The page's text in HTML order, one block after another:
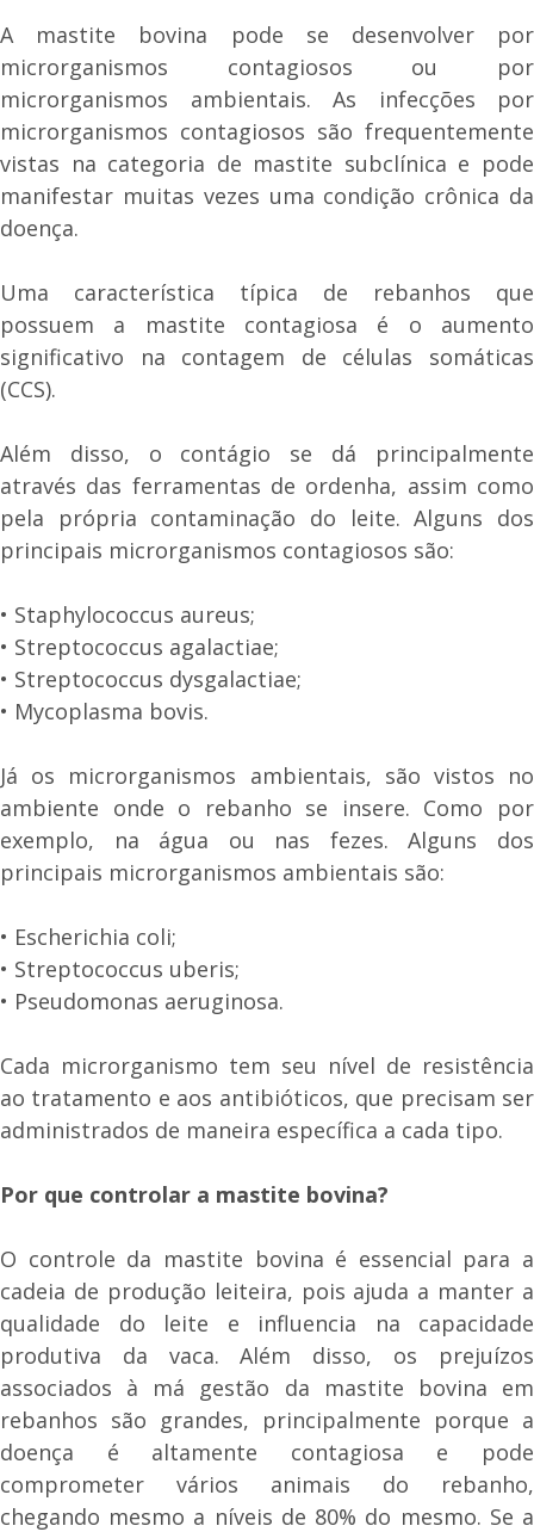
A mastite bovina pode se desenvolver por
microrganismos contagiosos ou por
microrganismos ambientais. As infecções por
microrganismos contagiosos são frequentemente
vistas na categoria de mastite subclínica e pode
manifestar muitas vezes uma condição crônica da
doença.
Uma característica típica de rebanhos que
possuem a mastite contagiosa é o aumento
significativo na contagem de células somáticas
(CCS).
Além disso, o contágio se dá principalmente
através das ferramentas de ordenha, assim como
pela própria contaminação do leite. Alguns dos
principais microrganismos contagiosos são:
• Staphylococcus aureus;
• Streptococcus agalactiae;
• Streptococcus dysgalactiae;
• Mycoplasma bovis.
Já os microrganismos ambientais, são vistos no
ambiente onde o rebanho se insere. Como por
exemplo, na água ou nas fezes. Alguns dos
principais microrganismos ambientais são:
• Escherichia coli;
• Streptococcus uberis;
• Pseudomonas aeruginosa.
Cada microrganismo tem seu nível de resistência
ao tratamento e aos antibióticos, que precisam ser
administrados de maneira específica a cada tipo.
Por que controlar a mastite bovina?
O controle da mastite bovina é essencial para a
cadeia de produção leiteira, pois ajuda a manter a
qualidade do leite e influencia na capacidade
produtiva da vaca. Além disso, os prejuízos
associados à má gestão da mastite bovina em
rebanhos são grandes, principalmente porque a
doença é altamente contagiosa e pode
comprometer vários animais do rebanho,
chegando mesmo a níveis de 80% do mesmo. Se a